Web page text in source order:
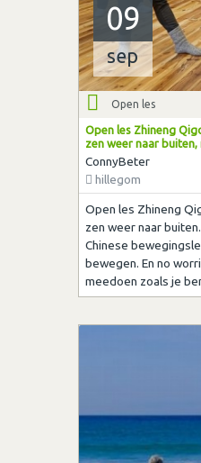
09
sep
Open les
Open les Zhineng
zen weer naar
ConnyBeter
hillegom
Open les Zhineng
zen weer naar
Chinese
bewegen. En no
meedoen zoals je